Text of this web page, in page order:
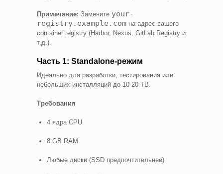
Примечание: Замените your-
registry.example.com на адрес вашего
container registry (Harbor, Nexus, GitLab Registry и
т.д.).
Часть 1: Standalone-режим
Идеально для разработки, тестирования или
небольших инсталляций до 10-20 TB.
Требования
4 ядра CPU
8 GB RAM
Любые диски (SSD предпочтительнее)